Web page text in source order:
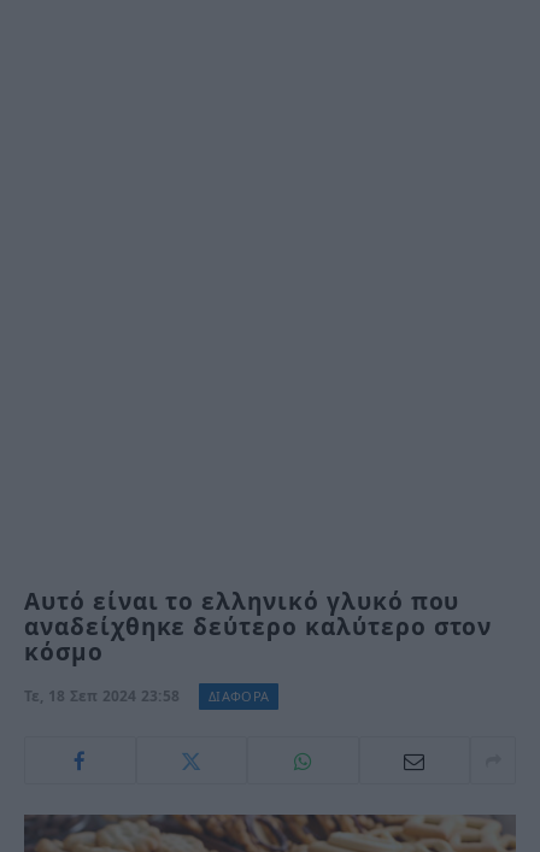
Αυτό είναι το ελληνικό γλυκό που
αναδείχθηκε δεύτερο καλύτερο στον
κόσμο
Τε, 18 Σεπ 2024 23:58 ΔΙΑΦΟΡΑ